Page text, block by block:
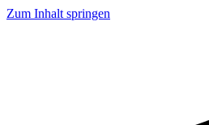
Zum Inhalt springen